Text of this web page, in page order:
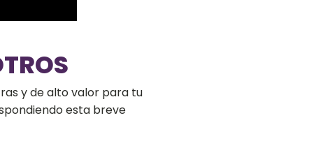
y de alto valor para tu
esta breve